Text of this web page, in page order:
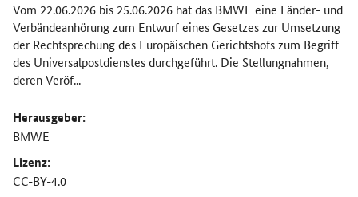
Vom 22.06.2026 bis 25.06.2026 hat das BMWE eine Länder- und
Verbändeanhörung zum Entwurf eines Gesetzes zur Umsetzung
der Rechtsprechung des Europäischen Gerichtshofs zum Begriff
des Universalpostdienstes durchgeführt. Die Stellungnahmen,
deren Veröf...
Herausgeber:
BMWE
Lizenz:
CC-BY-4.0